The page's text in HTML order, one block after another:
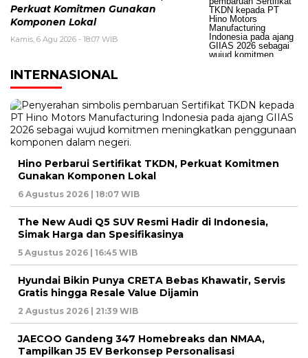
Perkuat Komitmen Gunakan
Komponen Lokal
Kamis, 6 Agu 2026 - 18:07 WIB
INTERNASIONAL
Hino Perbarui Sertifikat TKDN, Perkuat Komitmen
Gunakan Komponen Lokal
6 Agustus 2026 | 18:07 WIB
The New Audi Q5 SUV Resmi Hadir di Indonesia,
Simak Harga dan Spesifikasinya
5 Agustus 2026 | 16:45 WIB
Hyundai Bikin Punya CRETA Bebas Khawatir, Servis
Gratis hingga Resale Value Dijamin
2 Agustus 2026 | 21:39 WIB
JAECOO Gandeng 347 Homebreaks dan NMAA,
Tampilkan J5 EV Berkonsep Personalisasi